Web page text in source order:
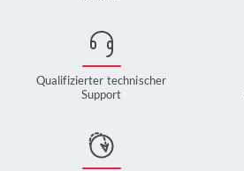
Qualifizierter technischer
Support